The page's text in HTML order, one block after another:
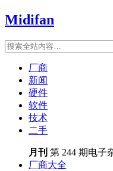
Midifan
厂商
新闻
硬件
软件
技术
二手
月刊 第 244 期电子
厂商大全